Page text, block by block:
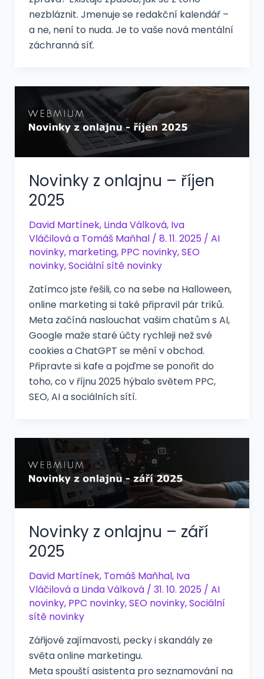
nezbláznit. Jmenuje se redakční kalendář –
a ne, není to nuda. Je to vaše nová mentální
záchranná síť.
Novinky z onlajnu – říjen
2025
David Martínek, Linda Válková, Iva
Vláčilováa Tomáš Maňhal / 8. 11. 2025 / AI
novinky, marketing, PPC novinky,SEO
novinky,Sociální sítě novinky
Zatímco jste řešili, co na sebe na Halloween,
online marketing si také připravil pár triků.
Meta začíná naslouchat vašim chatům s AI,
Google maže staré účty rychleji než své
cookies a ChatGPT se mění v obchod.
Připravte si kafe a pojďme se ponořit do
toho, co v říjnu 2025 hýbalo světem PPC,
SEO, AI a sociálních sítí.
Novinky z onlajnu – září
2025
David Martínek, Tomáš Maňhal, Iva
Vláčilováa Linda Válková / 31. 10. 2025 / AI
novinky, PPC novinky,SEO novinky,Sociální
sítě novinky
Zářijové zajímavosti, pecky i skandály ze
světa online marketingu.
Meta spouští asistenta pro seznamování na